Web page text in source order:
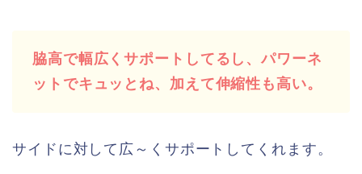
脇高で幅広くサポートしてるし、パワーネ
ットでキュッとね、加えて伸縮性も高い。
サイドに対して広～くサポートしてくれます。